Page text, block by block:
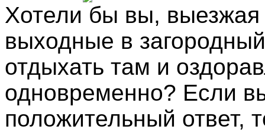
Хотели бы вы, выезжая
выходные в
отдыхать там и
одновременно? Если
положительный ответ,